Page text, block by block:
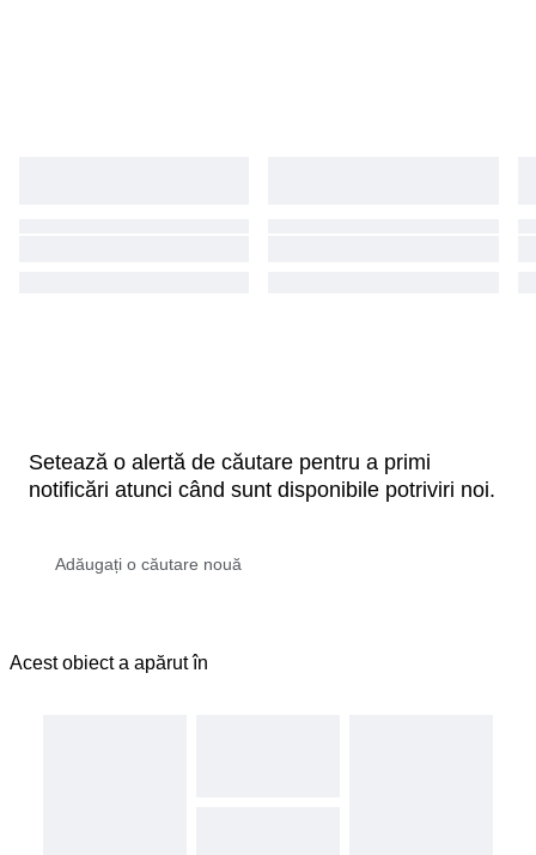
Setează o alertă de căutare pentru a primi
notificări atunci când sunt disponibile potriviri noi.
Acest obiect a apărut în